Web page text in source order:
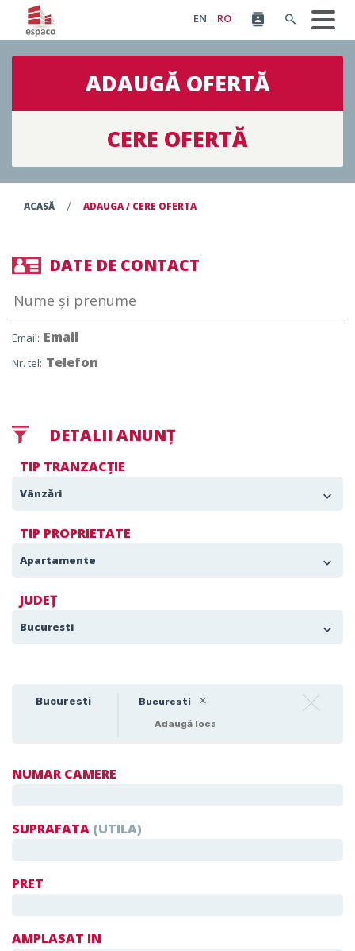
EN RO
ADAUGĂ OFERTĂ
CERE OFERTĂ
ACASĂ / ADAUGA / CERE OFERTA
DATE DE CONTACT
Email:
Nr. tel:
DETALII ANUNȚ
TIP TRANZACȚIE
Vânzări
TIP PROPRIETATE
Apartamente
JUDEȚ
Bucuresti
Bucuresti Bucuresti
NUMAR CAMERE
SUPRAFATA (UTILA)
PRET
AMPLASAT IN